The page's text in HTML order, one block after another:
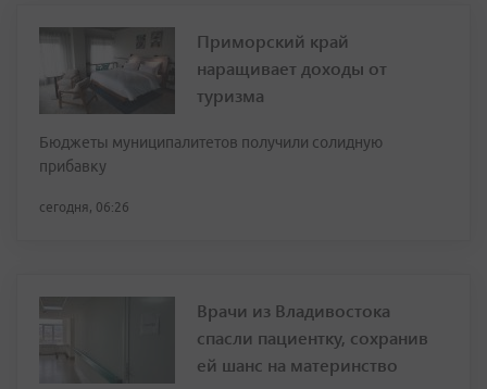
Приморский край
наращивает доходы от
туризма
Бюджеты муниципалитетов получили солидную
прибавку
сегодня, 06:26
Врачи из Владивостока
спасли пациентку, сохранив
ей шанс на материнство